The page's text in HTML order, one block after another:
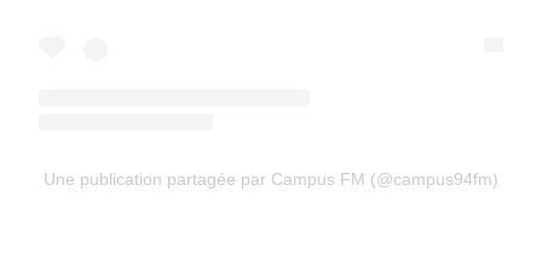
Une publication partagée par Campus FM (@campus94fm)